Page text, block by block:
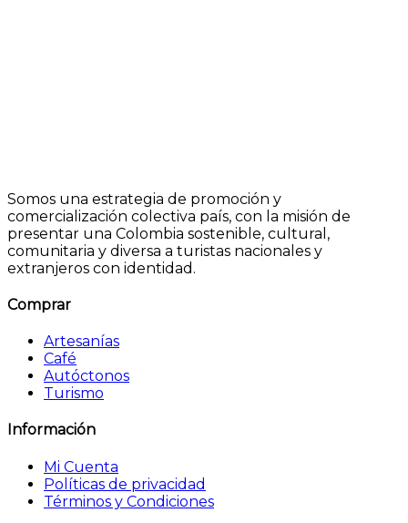
Somos una estrategia de promoción y
comercialización colectiva país, con la misión de
presentar una Colombia sostenible, cultural,
comunitaria y diversa a turistas nacionales y
extranjeros con identidad.
Comprar
Artesanías
Café
Autóctonos
Turismo
Información
Mi Cuenta
Políticas de privacidad
Términos y Condiciones